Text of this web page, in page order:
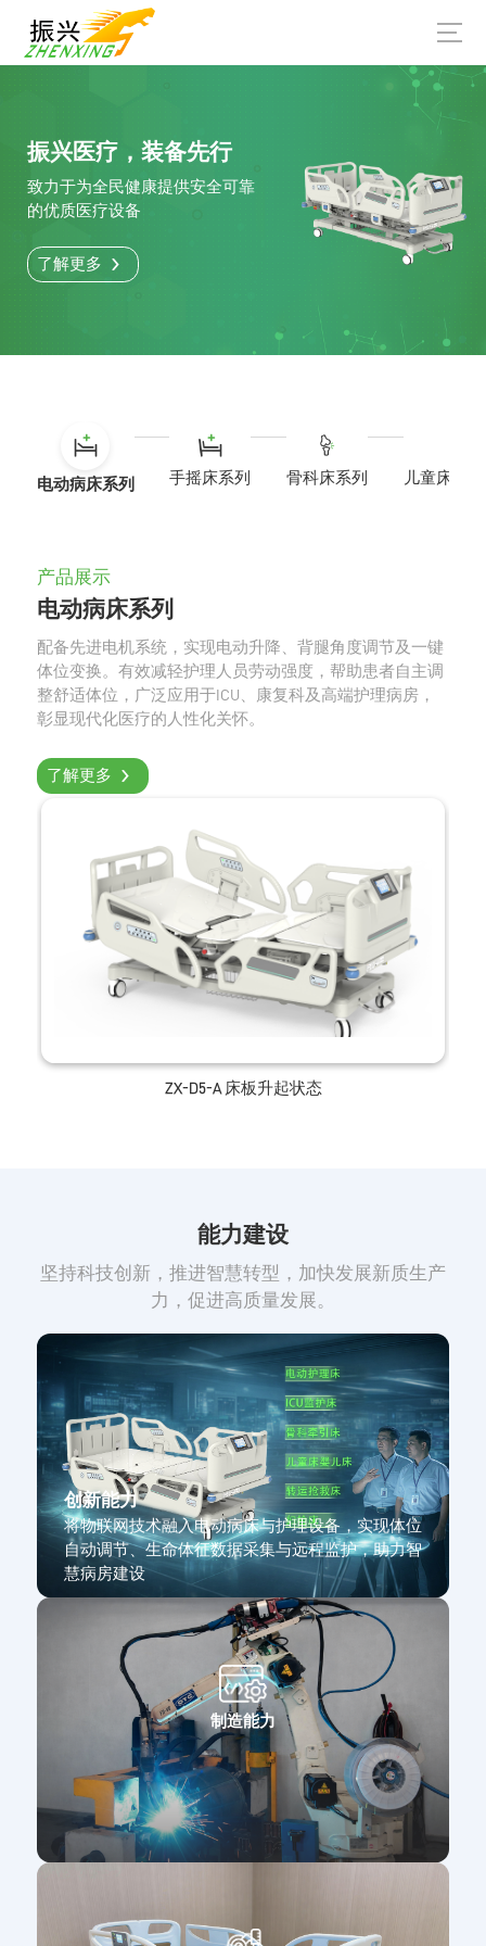
振兴医疗，装备先行
致力于为全民健康提供安全可靠
的优质医疗设备
了解更多
电动病床系列 手摇床系列 骨科床系列 儿童床婴
产品展示
电动病床系列
配备先进电机系统，实现电动升降、背腿角度调节及一键
体位变换。有效减轻护理人员劳动强度，帮助患者自主调
整舒适体位，广泛应用于ICU、康复科及高端护理病房，
彰显现代化医疗的人性化关怀。
了解更多
ZX-D5-A 床板升起状态
能力建设
坚持科技创新，推进智慧转型，加快发展新质生产
力，促进高质量发展。
创新能力
将物联网技术融入电动病床与护理设备，实现体位
自动调节、生命体征数据采集与远程监护，助力智
慧病房建设
制造能力